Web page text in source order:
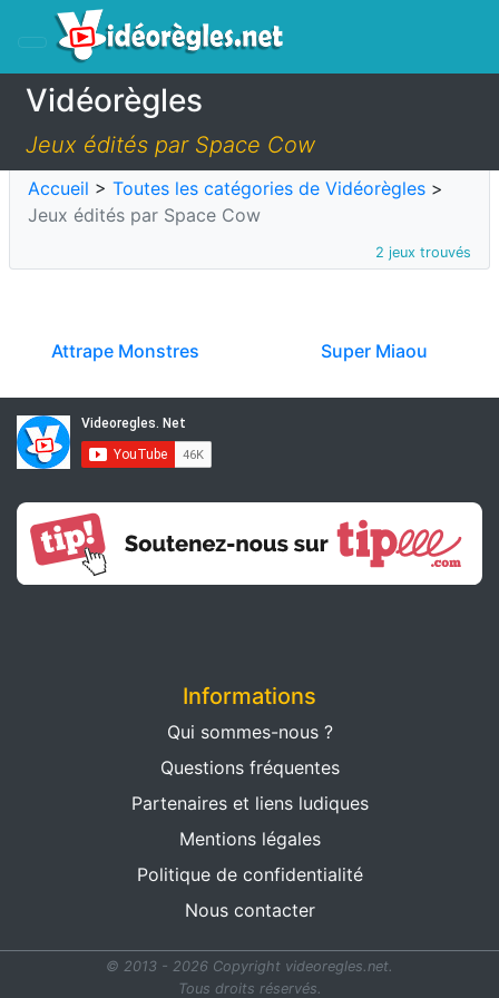
Vidéorègles
Jeux édités par Space Cow
Accueil > Toutes les catégories de Vidéorègles >
Jeux édités par Space Cow
2 jeux trouvés
Attrape Monstres Super Miaou
Informations
Qui sommes-nous ?
Questions fréquentes
Partenaires et liens ludiques
Mentions légales
Politique de confidentialité
Nous contacter
© 2013 - 2026 Copyright videoregles.net.
Tous droits réservés.